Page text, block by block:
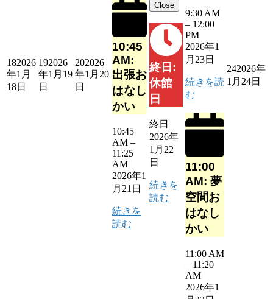
182026
年1月
18日
192026
年1月19
日
202026
年1月20
日
10:45
AM:
出張お
はなし
かい
10:45
AM –
11:25
AM
2026年1
月21日
続きを
読む
Close
終日:
休館
日
終日
2026年
1月22
日
続きを
読む
9:30 AM
– 12:00
PM
2026年1
月23日
続きを読
む
11:00
AM: 夢
空間お
はなし
かい
11:00 AM
– 11:20
AM
2026年1
242026年
1月24日